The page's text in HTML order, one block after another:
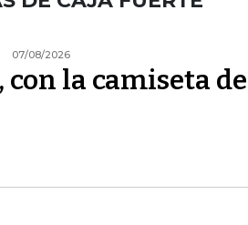
07/08/2026
con la camiseta